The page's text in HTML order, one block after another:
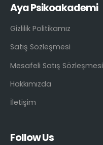
Aya Psikoakademi
Gizlilik Politikamız
Satış Sözleşmesi
Mesafeli Satış Sözleşmesi
Hakkımızda
İletişim
Follow Us